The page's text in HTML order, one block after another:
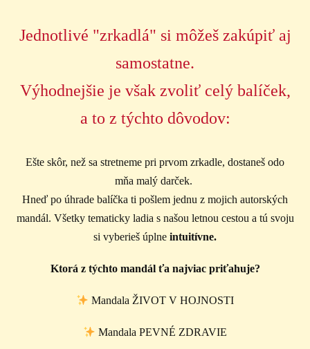
Jednotlivé "zrkadlá" si môžeš zakúpiť aj
samostatne.
Výhodnejšie je však zvoliť celý balíček,
a to z týchto dôvodov:
Ešte skôr, než sa stretneme pri prvom zrkadle, dostaneš odo
mňa malý darček.
Hneď po úhrade balíčka ti pošlem jednu z mojich autorských
mandál. Všetky tematicky ladia s našou letnou cestou a tú svoju
si vyberieš úplne intuitívne.
Ktorá z týchto mandál ťa najviac priťahuje?
Mandala ŽIVOT V HOJNOSTI
Mandala PEVNÉ ZDRAVIE